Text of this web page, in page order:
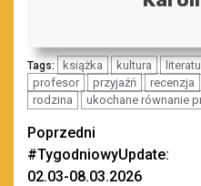
Tags: książka kultura
profesor
przyjaźń recenzja
rodzina
ukochane równanie
Zobacz
wpisy
Poprzedni
#TygodniowyUpdate:
02.03-08.03.2026